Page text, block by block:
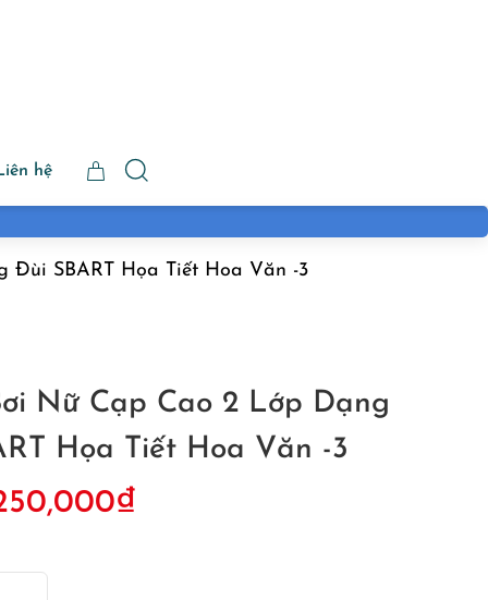
hệ
Đùi SBART Họa Tiết Hoa Văn -3
Nữ Cạp Cao 2 Lớp Dạng
Họa Tiết Hoa Văn -3
₫